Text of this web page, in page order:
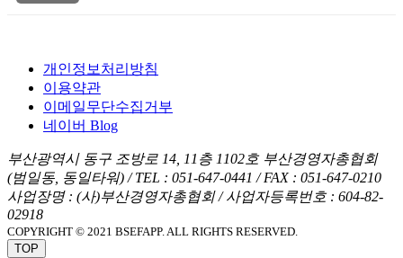
개인정보처리방침
이용약관
이메일무단수집거부
네이버 Blog
부산광역시 동구 조방로 14, 11층 1102호 부산경영자총협회
(범일동, 동일타워) /TEL : 051-647-0441 /FAX : 051-647-0210
사업장명 : (사)부산경영자총협회/사업자등록번호 : 604-82-
02918
COPYRIGHT © 2021 BSEFAPP. ALL RIGHTS RESERVED.
TOP